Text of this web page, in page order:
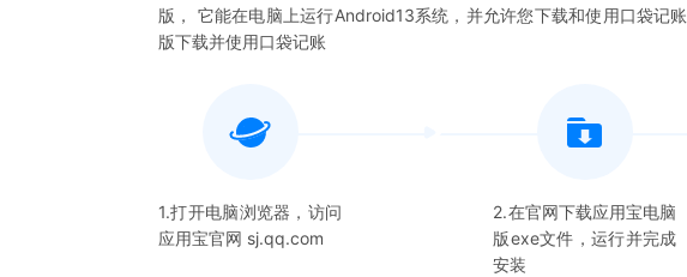
版， 它能在电脑上运行Android13系统，并允许您下载和使用口袋记账
版下载并使用口袋记账
1.打开电脑浏览器，访问
应用宝官网 sj.qq.com
2.在官网下载应用宝电脑
版exe文件，运行并完成
安装